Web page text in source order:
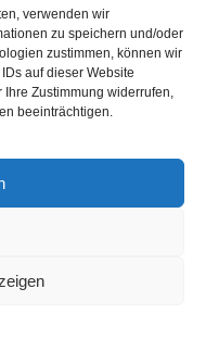
verwenden wir
zu speichern und/oder
zustimmen, können wir
auf dieser Website
Zustimmung widerrufen,
beeinträchtigen.
42651 Solingen